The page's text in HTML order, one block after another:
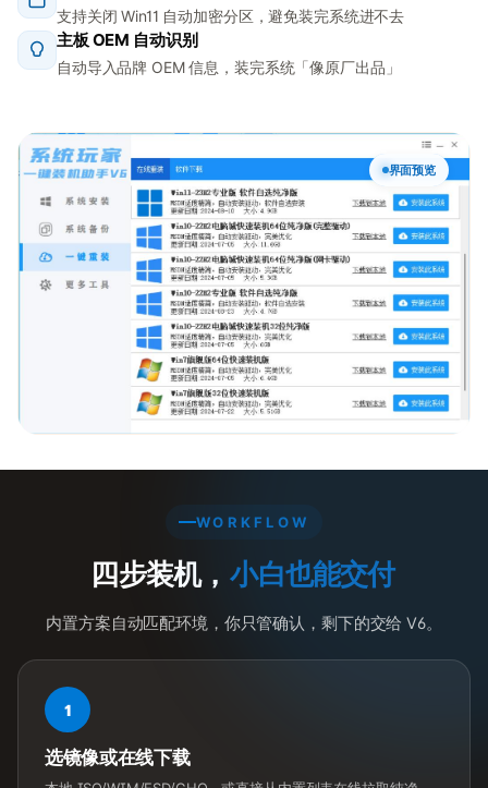
子
登录
支持关闭 Win11 自动加密分区，避免装完系统进不去
主板 OEM 自动识别
自动导入品牌 OEM 信息，装完系统「像原厂出品」
界面预览
WORKFLOW
四步装机， 小白也能交付
内置方案自动匹配环境，你只管确认，剩下的交给 V6。
1
选镜像或在线下载